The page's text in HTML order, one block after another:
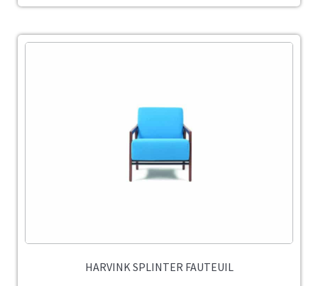
HARVINK SPLINTER FAUTEUIL